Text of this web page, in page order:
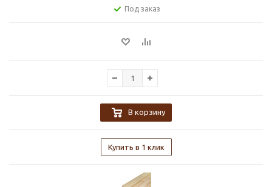
Под заказ
В корзину
Купить в 1 клик